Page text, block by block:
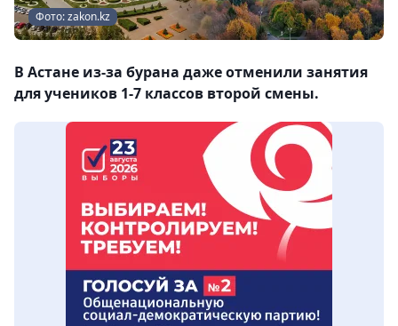
Фото: zakon.kz
В Астане из-за бурана даже отменили занятия
для учеников 1-7 классов второй смены.